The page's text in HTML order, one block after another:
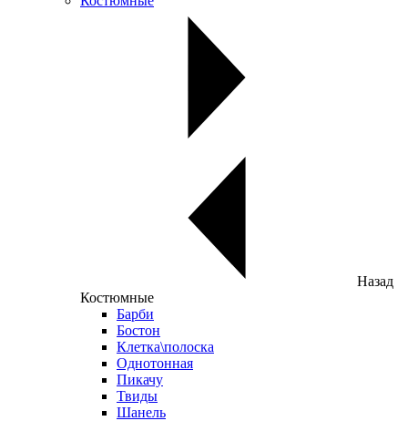
Назад
Костюмные
Барби
Бостон
Клетка\полоска
Однотонная
Пикачу
Твиды
Шанель